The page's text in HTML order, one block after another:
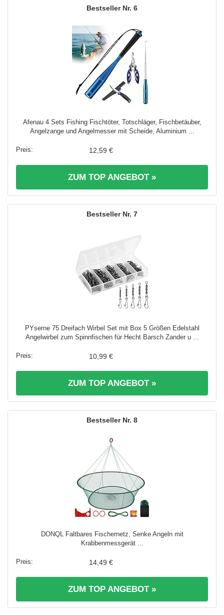
6
Afenau 4 Sets Fishing Fischtöter, Totschläger, Fischbetäuber,
Angelzange und Angelmesser mit Scheide, Aluminium ...
12,59 €
ZUM TOP ANGEBOT »
7
PYserne 75 Dreifach Wirbel Set mit Box 5 Größen Edelstahl
Angelwirbel zum Spinnfischen für Hecht Barsch Zander u ...
10,99 €
ZUM TOP ANGEBOT »
8
DONQL Faltbares Fischernetz, Senke Angeln mit
Krabbenmessgerät ...
14,49 €
ZUM TOP ANGEBOT »